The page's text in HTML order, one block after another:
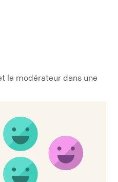
le modérateur dans une